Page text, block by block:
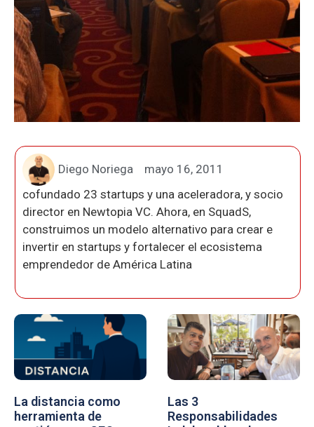
Diego Noriega
mayo 16, 2011
cofundado 23 startups y una aceleradora, y socio
director en Newtopia VC. Ahora, en SquadS,
construimos un modelo alternativo para crear e
invertir en startups y fortalecer el ecosistema
emprendedor de América Latina
La distancia como
herramienta de
Las 3
Responsabilidades